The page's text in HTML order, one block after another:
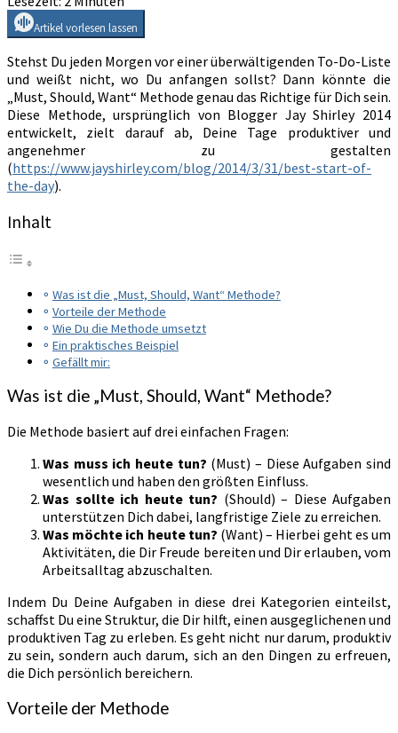
Should,
Want“
Methode
Artikel vorlesen lassen
Stehst Du jeden Morgen vor einer überwältigenden To-Do-Liste
und weißt nicht, wo Du anfangen sollst? Dann könnte die
„Must, Should, Want“ Methode genau das Richtige für Dich sein.
Diese Methode, ursprünglich von Blogger Jay Shirley 2014
entwickelt, zielt darauf ab, Deine Tage produktiver und
angenehmer zu gestalten
(https://www.jayshirley.com/blog/2014/3/31/best-start-of-
the-day).
Inhalt
Was ist die „Must, Should, Want“ Methode?
Vorteile der Methode
Wie Du die Methode umsetzt
Ein praktisches Beispiel
Gefällt mir:
Was ist die „Must, Should, Want“ Methode?
Die Methode basiert auf drei einfachen Fragen:
Was muss ich heute tun? (Must) – Diese Aufgaben sind
wesentlich und haben den größten Einfluss.
Was sollte ich heute tun? (Should) – Diese Aufgaben
unterstützen Dich dabei, langfristige Ziele zu erreichen.
Was möchte ich heute tun? (Want) – Hierbei geht es um
Aktivitäten, die Dir Freude bereiten und Dir erlauben, vom
Arbeitsalltag abzuschalten.
Indem Du Deine Aufgaben in diese drei Kategorien einteilst,
schaffst Du eine Struktur, die Dir hilft, einen ausgeglichenen und
produktiven Tag zu erleben. Es geht nicht nur darum, produktiv
zu sein, sondern auch darum, sich an den Dingen zu erfreuen,
die Dich persönlich bereichern.
Vorteile der Methode